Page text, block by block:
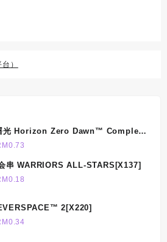
）
光 Horizon Zero Dawn™ Complete
0.73
is:
串 WARRIORS ALL-STARS[X137]
0.18
is:
2[X220]
0.34